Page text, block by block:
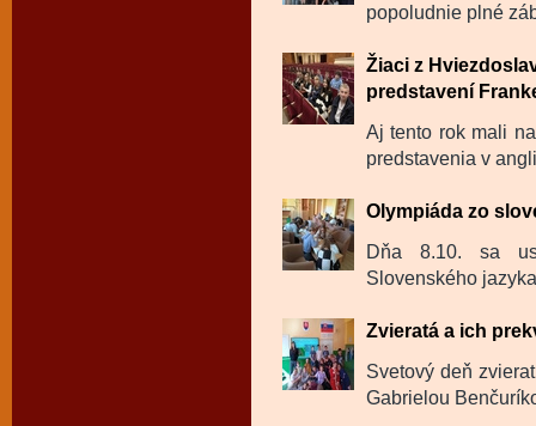
popoludnie plné
Žiaci z
predstavení
Aj tento rok mali
predstavenia v
Olympiáda zo
Dňa 8.10. sa
Slovenského
Zvieratá a ich
Svetový deň
Gabrielou